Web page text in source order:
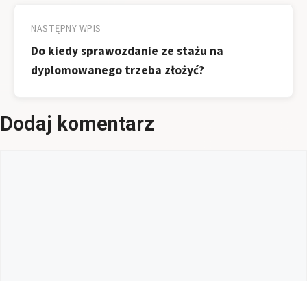
NASTĘPNY WPIS
Do kiedy sprawozdanie ze stażu na
dyplomowanego trzeba złożyć?
Dodaj komentarz